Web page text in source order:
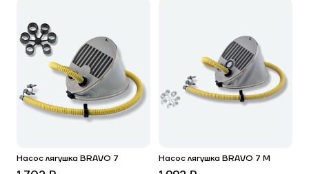
Насос лягушка BRAVO 7 Насос лягушка BRAVO 7 M